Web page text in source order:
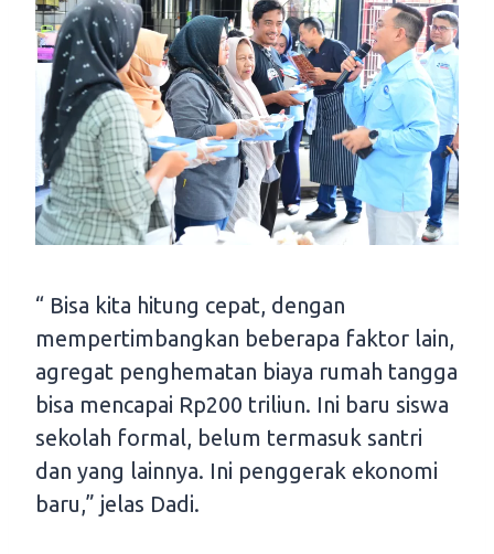
“ Bisa kita hitung cepat, dengan
mempertimbangkan beberapa faktor lain,
agregat penghematan biaya rumah tangga
bisa mencapai Rp200 triliun. Ini baru siswa
sekolah formal, belum termasuk santri
dan yang lainnya. Ini penggerak ekonomi
baru,” jelas Dadi.